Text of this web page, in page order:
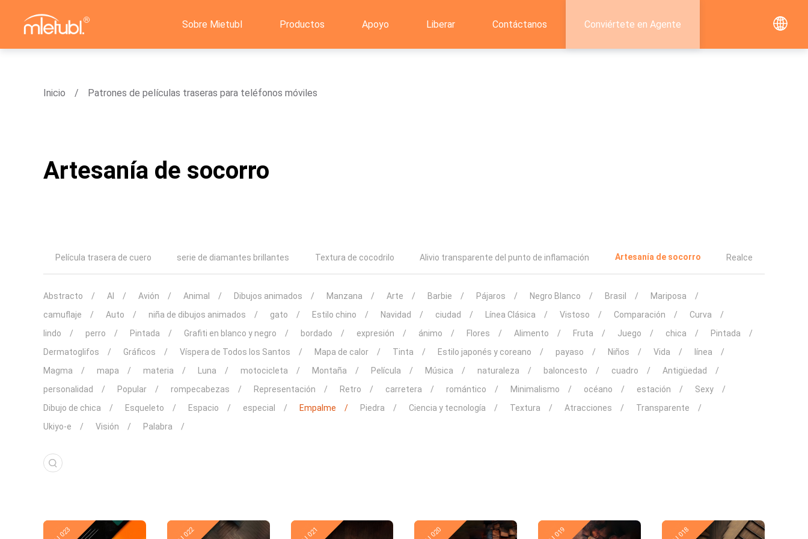
Sobre Mietubl Productos Apoyo Liberar Contáctanos Conviértete en Agente
Inicio Patrones de películas traseras para teléfonos móviles
Artesanía de socorro
Película trasera de cuero serie de diamantes brillantes Textura de cocodrilo Alivio transparente del punto de inflamación Artesanía de socorro Realce
Abstracto AI Avión Animal Dibujos animados Manzana Arte Barbie Pájaros Negro Blanco Brasil
Mariposa
camuflaje
Auto niña de dibujos animados gato Estilo chino Navidad ciudad Línea Clásica Vistoso Comparación
Curva
lindo
perro Pintada Grafiti en blanco y negro bordado expresión ánimo Flores Alimento Fruta Juego chica
Pintada
Dermatoglifos
Gráficos Víspera de Todos los Santos Mapa de calor Tinta Estilo japonés y coreano payaso Niños Vida
línea
Magma
mapa materia Luna motocicleta Montaña Película Música naturaleza baloncesto cuadro
Antigüedad
personalidad
Popular rompecabezas Representación Retro carretera romántico Minimalismo océano estación
Sexy
Dibujo de chica
Esqueleto Espacio especial Empalme Piedra Ciencia y tecnología Textura Atracciones
Transparente
Ukiyo-e
Visión Palabra
New New New New New New